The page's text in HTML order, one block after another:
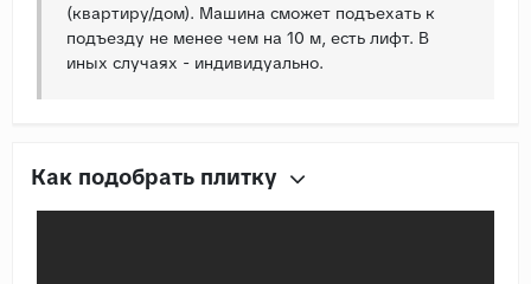
(квартиру/дом). Машина сможет подъехать к
подъезду не менее чем на 10 м, есть лифт. В
иных случаях - индивидуально.
Как подобрать плитку